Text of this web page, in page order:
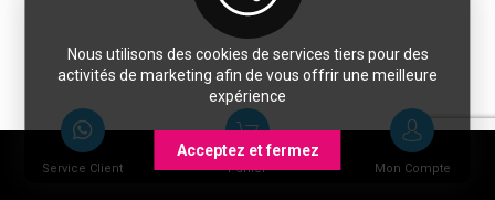
Service Client Panier Mon Compte
Nous utilisons des cookies de services tiers pour des
activités de marketing afin de vous offrir une meilleure
expérience
Acceptez et fermez